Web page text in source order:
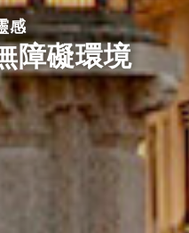
感
障礙環境